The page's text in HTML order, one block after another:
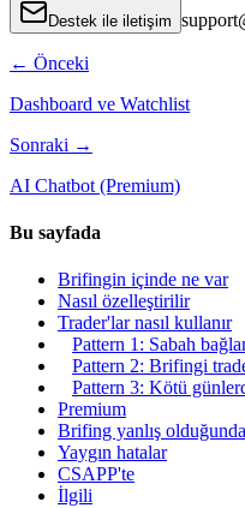
Destek ile iletişim support
← Önceki
Dashboard ve Watchlist
Sonraki →
AI Chatbot (Premium)
Bu sayfada
Brifingin içinde ne var
Nasıl özelleştirilir
Trader'lar nasıl kullanır
Pattern 1: Sabah
Pattern 2: Brifingi
Pattern 3: Kötü
Premium
Brifing yanlış olduğunda
Yaygın hatalar
CSAPP'te
İlgili